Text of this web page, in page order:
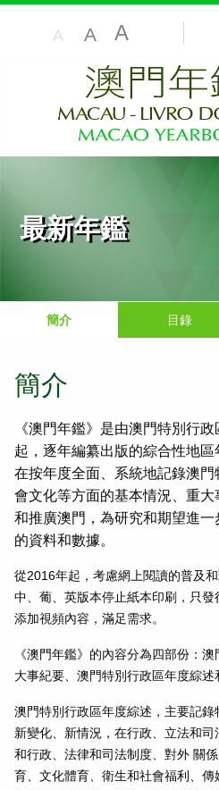
A A A
最新年鑑
簡介 目錄
簡介
《澳門年鑑》是由澳門特別行
起，逐年編纂出版的綜合性地
在按年度全面、系統地記錄澳
會文化等方面的基本情況、重
和推廣澳門，為研究和期望進
的資料和數據。
從2016年起，考慮網上閱讀的普及
中、葡、英版本停止紙本印刷，只
添加視頻內容，滿足需求。
《澳門年鑑》的內容分為四部份：
大事紀要、澳門特別行政區年度綜述
澳門特別行政區年度綜述，主要記錄
新變化、新情況，在行政、立法和
和行政、法律和司法制度、對外 關
育、文化體育、衛生和社會福利、